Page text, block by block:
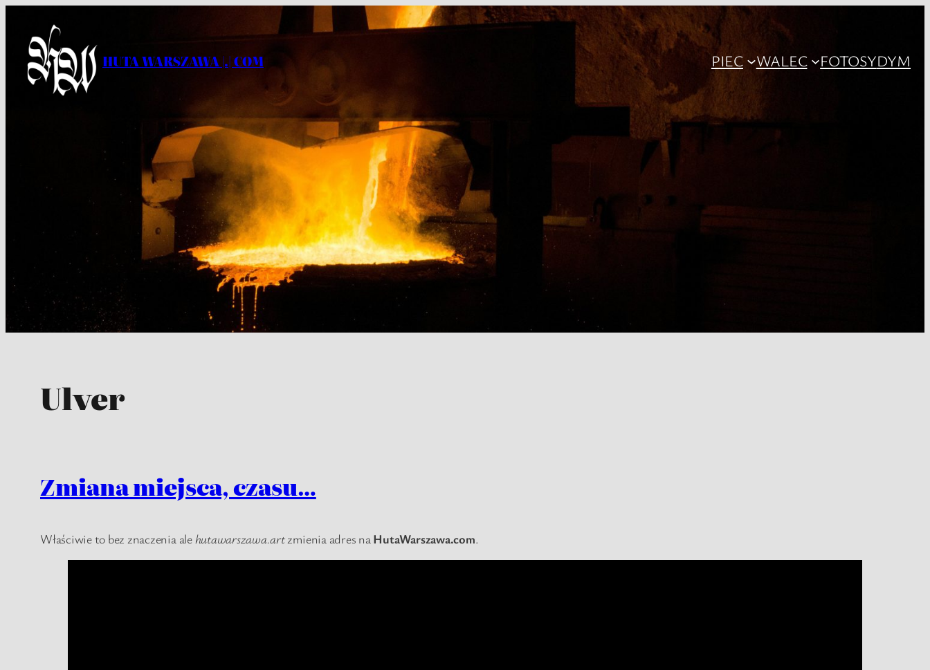
treści
HUTA WARSZAWA |.| COM PIEC WALEC FOTOSYDYM
Ulver
Zmiana miejsca, czasu…
Właściwie to bez znaczenia alehutawarszawa.artzmienia adres naHutaWarszawa.com.